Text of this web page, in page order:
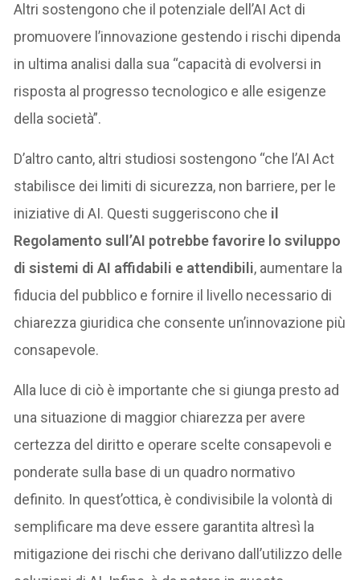
Altri sostengono che il potenziale dell’AI Act di
promuovere l’innovazione gestendo i rischi dipenda
in ultima analisi dalla sua “capacità di evolversi in
risposta al progresso tecnologico e alle esigenze
della società”.
D’altro canto, altri studiosi sostengono “che l’AI Act
stabilisce dei limiti di sicurezza, non barriere, per le
iniziative di AI. Questi suggeriscono che il
Regolamento sull’AI potrebbe favorire lo sviluppo
di sistemi di AI affidabili e attendibili, aumentare la
fiducia del pubblico e fornire il livello necessario di
chiarezza giuridica che consente un’innovazione più
consapevole.
Alla luce di ciò è importante che si giunga presto ad
una situazione di maggior chiarezza per avere
certezza del diritto e operare scelte consapevoli e
ponderate sulla base di un quadro normativo
definito. In quest’ottica, è condivisibile la volontà di
semplificare ma deve essere garantita altresì la
mitigazione dei rischi che derivano dall’utilizzo delle